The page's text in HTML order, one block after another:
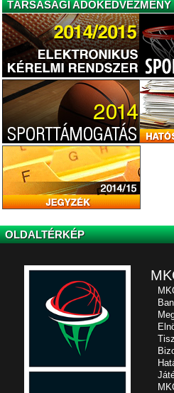
TÁRSASÁGI ADÓKEDVEZMÉNY
OLDALTÉRKÉP